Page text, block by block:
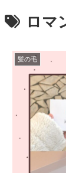
ロマ
髪の毛